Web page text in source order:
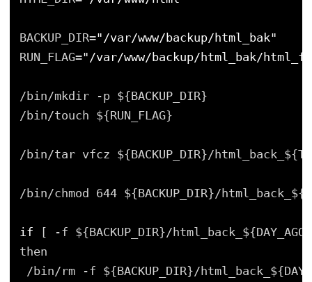
BACKUP_DIR="/var/www/backup/html_bak"
RUN_FLAG="/var/www/backup/html_bak/
/bin/mkdir -p ${BACKUP_DIR}
/bin/touch ${RUN_FLAG}
/bin/tar vfcz ${BACKUP_DIR}/
/bin/chmod 644 ${BACKUP_DIR}/
if
[ -f ${BACKUP_DIR}/
then
/bin/rm -f ${BACKUP_DIR}/